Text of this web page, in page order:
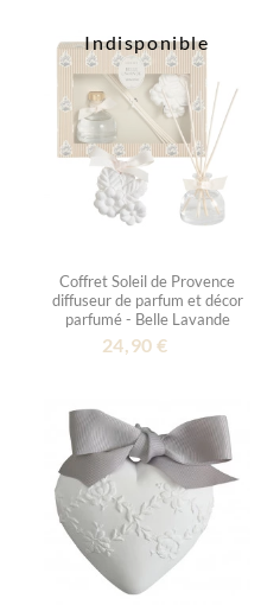
Indisponible
Coffret Soleil de Provence
diffuseur de parfum et décor
parfumé - Belle Lavande
24,90 €